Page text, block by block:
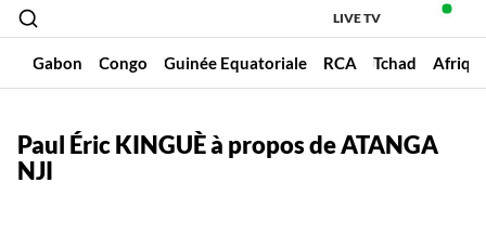
LIVE TV
Gabon Congo Guinée Equatoriale RCA Tchad
Paul Éric KINGUÈ à propos de ATANGA
NJI